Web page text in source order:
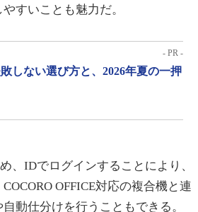
すいことも魅力だ。
- PR -
しない選び方と、2026年夏の一押
、IDでログインすることにより、
OFFICE対応の複合機と連
動仕分けを行うこともできる。